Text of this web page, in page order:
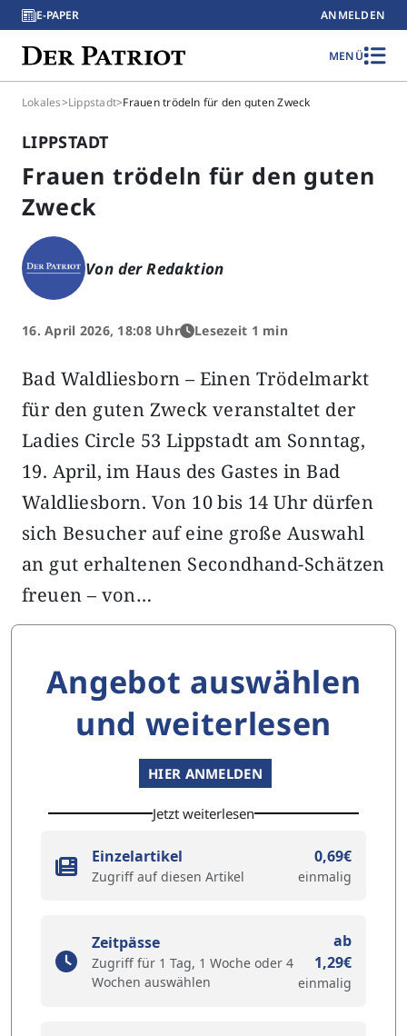
E-PAPER ANMELDEN
MENÜ
Lokales>Lippstadt>Frauen trödeln für den guten Zweck
LIPPSTADT
Frauen trödeln für den guten
Zweck
Von der Redaktion
16. April 2026, 18:08 Uhr Lesezeit 1 min
Bad Waldliesborn – Einen Trödelmarkt
für den guten Zweck veranstaltet der
Ladies Circle 53 Lippstadt am Sonntag,
19. April, im Haus des Gastes in Bad
Waldliesborn. Von 10 bis 14 Uhr dürfen
sich Besucher auf eine große Auswahl
an gut erhaltenen Secondhand-Schätzen
freuen – von…
Angebot auswählen
und weiterlesen
HIER ANMELDEN
Jetzt weiterlesen
Einzelartikel
Zugriff auf diesen Artikel
0,69€
einmalig
Zeitpässe
Zugriff für 1 Tag, 1 Woche oder 4
Wochen auswählen
ab
1,29€
einmalig